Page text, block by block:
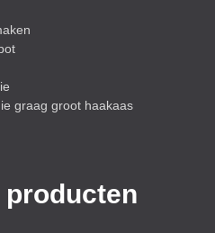
graag groot haakaas
producten